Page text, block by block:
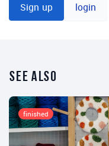
Sign up login
see also
finished